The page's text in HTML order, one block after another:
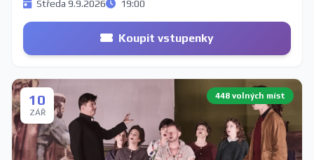
Středa 9.9.2026 19:00
Koupit vstupenky
10
ZÁŘ
448 volných míst